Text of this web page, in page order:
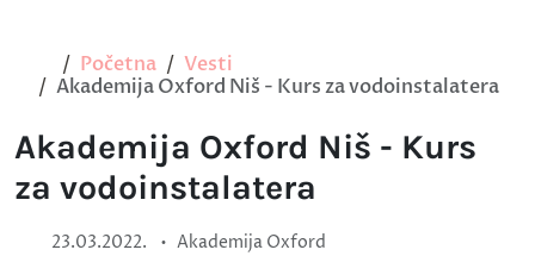
Početna
Vesti
Akademija Oxford Niš - Kurs za vodoinstalatera
Akademija Oxford Niš - Kurs
za vodoinstalatera
23.03.2022. • Akademija Oxford